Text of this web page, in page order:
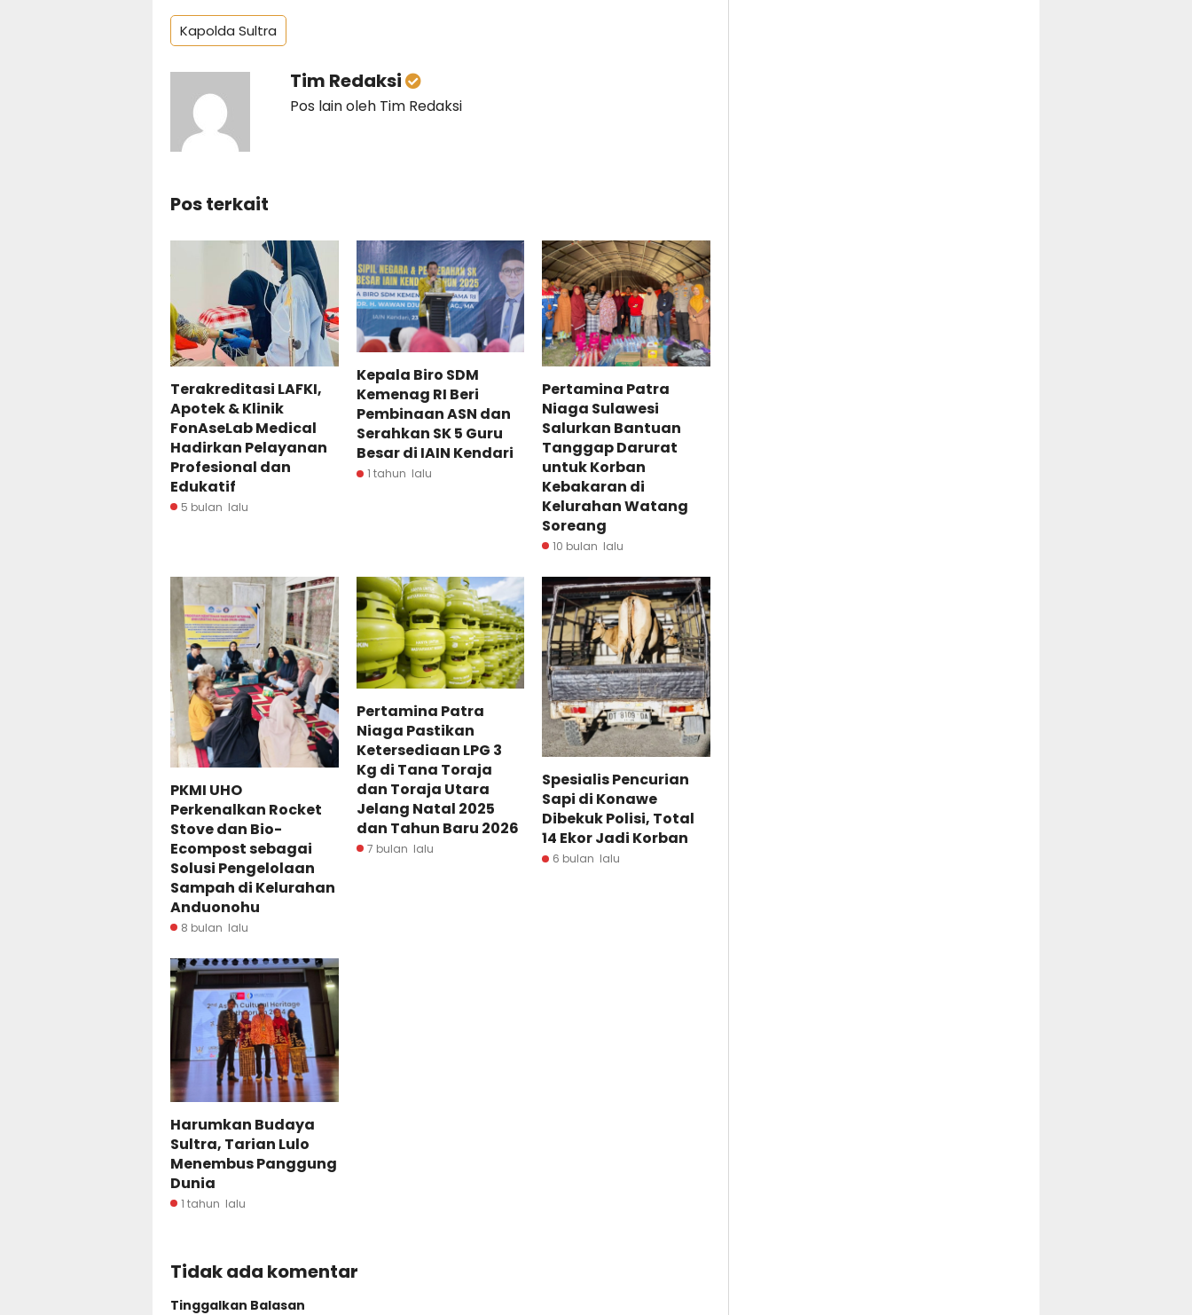
Kapolda Sultra
Tim Redaksi
Pos lain oleh Tim Redaksi
Pos terkait
Terakreditasi LAFKI,
Apotek & Klinik
FonAseLab Medical
Hadirkan Pelayanan
Profesional dan
Edukatif
5 bulan lalu
Kepala Biro SDM
Kemenag RI Beri
Pembinaan ASN dan
Serahkan SK 5 Guru
Besar di IAIN Kendari
1 tahun lalu
Pertamina Patra
Niaga Sulawesi
Salurkan Bantuan
Tanggap Darurat
untuk Korban
Kebakaran di
Kelurahan Watang
Soreang
10 bulan lalu
PKMI UHO
Perkenalkan Rocket
Stove dan Bio-
Ecompost sebagai
Solusi Pengelolaan
Sampah di Kelurahan
Anduonohu
8 bulan lalu
Pertamina Patra
Niaga Pastikan
Ketersediaan LPG 3
Kg di Tana Toraja
dan Toraja Utara
Jelang Natal 2025
dan Tahun Baru 2026
7 bulan lalu
Spesialis Pencurian
Sapi di Konawe
Dibekuk Polisi, Total
14 Ekor Jadi Korban
6 bulan lalu
Harumkan Budaya
Sultra, Tarian Lulo
Menembus Panggung
Dunia
1 tahun lalu
Tidak ada komentar
Tinggalkan Balasan